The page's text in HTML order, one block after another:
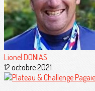
Lionel DONIAS
12 octobre 2021